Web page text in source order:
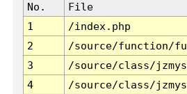
No. File
1
/index.php
2
/source/function/
3
/source/class/
4
/source/class/